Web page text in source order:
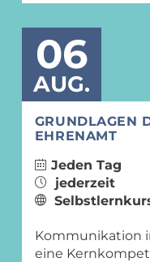
06
AUG.
GRUNDLAGEN
EHRENAMT
Jeden Tag
jederzeit
Kommunikation
eine